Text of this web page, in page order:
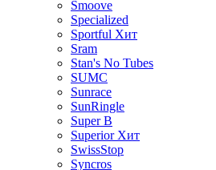
Smoove
Specialized
Sportful Хит
Sram
Stan's No Tubes
SUMC
Sunrace
SunRingle
Super B
Superior Хит
SwissStop
Syncros